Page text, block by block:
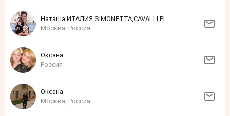
Наташа ИТАЛИЯ SIMONETTA,CAVALLI,PLEIN,SCERVINO,TWIN SET,MSGM,MANUDIECI,BLUMARINE
Москва, Россия
Оксана
Россия
Оксана
Москва, Россия